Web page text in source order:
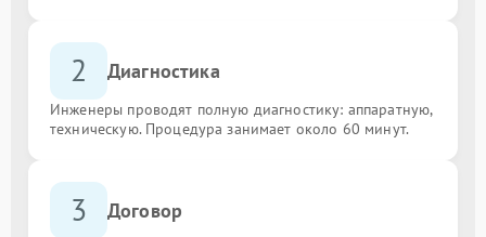
2 Диагностика
Инженеры проводят полную диагностику: аппаратную,
техническую. Процедура занимает около 60 минут.
3 Договор